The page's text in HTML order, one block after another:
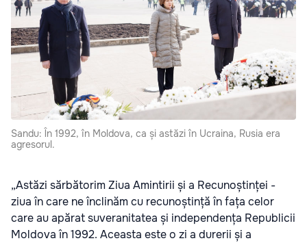
Sandu: În 1992, în Moldova, ca și astăzi în Ucraina, Rusia era
agresorul.
„Astăzi sărbătorim Ziua Amintirii și a Recunoștinței -
ziua în care ne înclinăm cu recunoștință în fața celor
care au apărat suveranitatea și independența Republicii
Moldova în 1992. Aceasta este o zi a durerii și a